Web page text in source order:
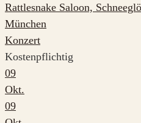
Rattlesnake Saloon,
München
Konzert
Kostenpflichtig
09
Okt.
09